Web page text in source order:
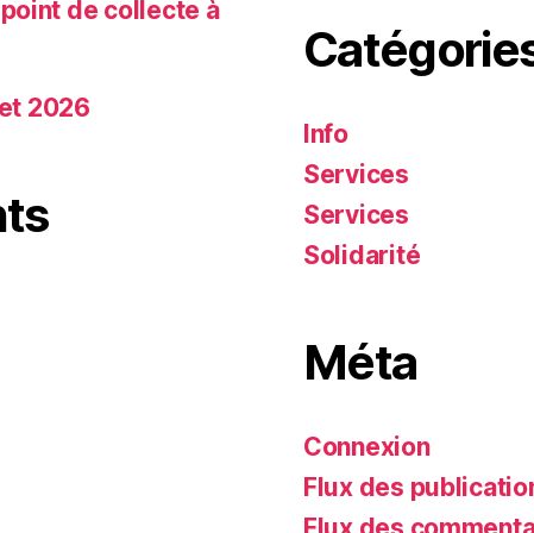
de collecte à
2026
Info
Services
Services
Solidarité
Méta
Connexion
Flux des